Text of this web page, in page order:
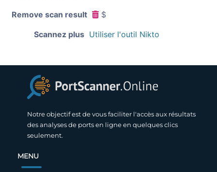
Remove scan result $
Scannez plus Utiliser l'outil Nikto
Notre objectif est de vous faciliter l'accès aux résultats
des analyses de ports en ligne en quelques clics
seulement.
MENU